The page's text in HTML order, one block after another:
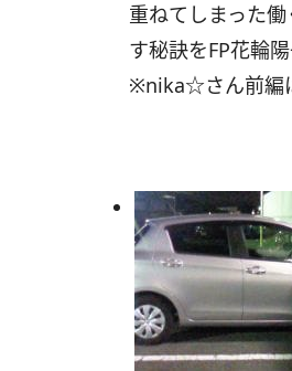
重ねてしまった
す秘訣をFP花輪
※nika☆さん前編